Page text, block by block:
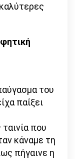
του
παίξει
που
κάναμε τη
πήγαινε η